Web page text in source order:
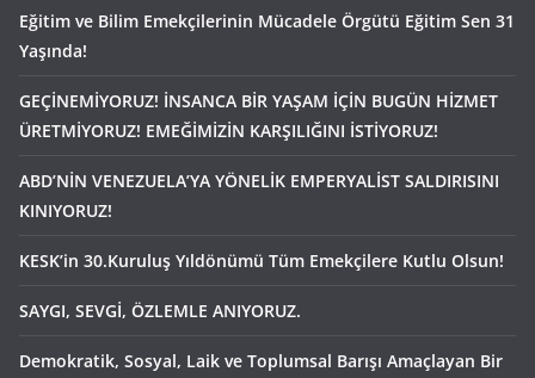
Eğitim ve Bilim Emekçilerinin Mücadele Örgütü Eğitim Sen 31
Yaşında!
GEÇİNEMİYORUZ! İNSANCA BİR YAŞAM İÇİN BUGÜN HİZMET
ÜRETMİYORUZ! EMEĞİMİZİN KARŞILIĞINI İSTİYORUZ!
ABD’NİN VENEZUELA’YA YÖNELİK EMPERYALİST SALDIRISINI
KINIYORUZ!
KESK’in 30.Kuruluş Yıldönümü Tüm Emekçilere Kutlu Olsun!
SAYGI, SEVGİ, ÖZLEMLE ANIYORUZ.
Demokratik, Sosyal, Laik ve Toplumsal Barışı Amaçlayan Bir